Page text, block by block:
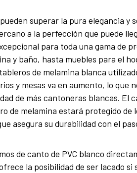
superar la pura elegancia y
a la perfección que puede
para toda una gama de
y baño, hasta muebles para el
de melamina blanca
y mesas va en aumento, lo que
de más cantoneras blancas. El
de melamina estará protegido de
asegura su durabilidad con el
de canto de PVC blanco
la posibilidad de ser lacado